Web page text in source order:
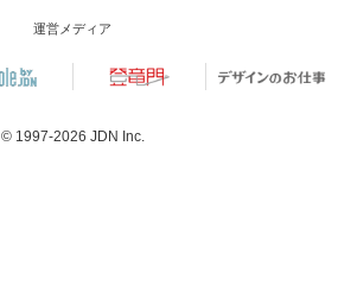
運営メディア
© 1997-2026 JDN Inc.